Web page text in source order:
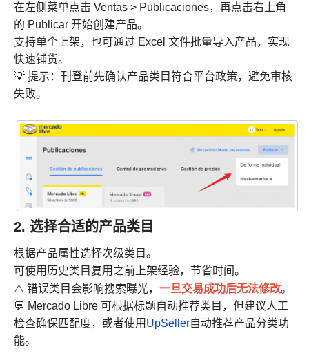
在左侧菜单点击 Ventas > Publicaciones，再点击右上角
的 Publicar 开始创建产品。
支持单个上架，也可通过 Excel 文件批量导入产品，实现
快速铺货。
💡 提示：刊登前先确认产品类目符合平台政策，避免审核
失败。
2. 选择合适的产品类目
根据产品属性选择次级类目。
可使用历史类目复用之前上架经验，节省时间。
⚠️ 错误类目会影响搜索曝光， 一旦交易成功后无法修改。
💬 Mercado Libre 可根据标题自动推荐类目，但建议人工
检查确保匹配度，或者使用 UpSeller自动推荐产品分类功
能。